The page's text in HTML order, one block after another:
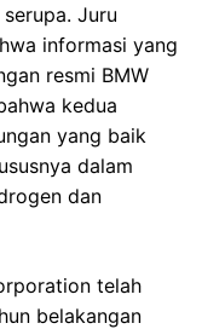
Juru
informasi yang
resmi BMW
kedua
yang baik
dalam
dan
telah
belakangan